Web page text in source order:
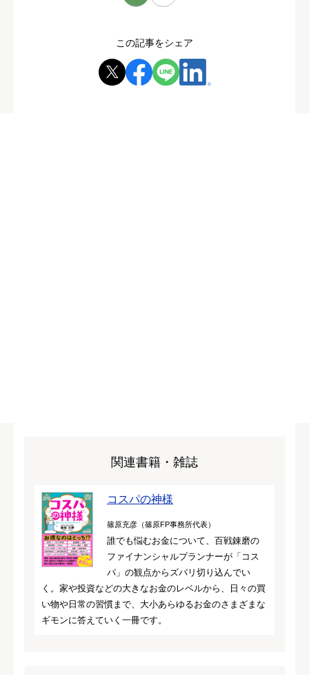
この記事をシェア
関連書籍・雑誌
コスパの神様
篠原充彦（篠原FP事務所代表）
誰でも悩むお金について、百戦錬磨の
ファイナンシャルプランナーが「コス
パ」の観点からズバリ切り込んでい
く。家や投資などの大きなお金のレベルから、日々の買
い物や日常の習慣まで、大小あらゆるお金のさまざまな
ギモンに答えていく一冊です。